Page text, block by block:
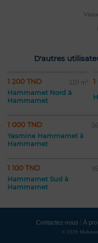
D'autres
1 200 TND 110 m²
Hammamet Nord à
Hammamet
1 000 TND
Yasmine Hammamet à
Hammamet
1 100 TND
Hammamet Sud à
Hammamet
Contactez-nous À
© 2026